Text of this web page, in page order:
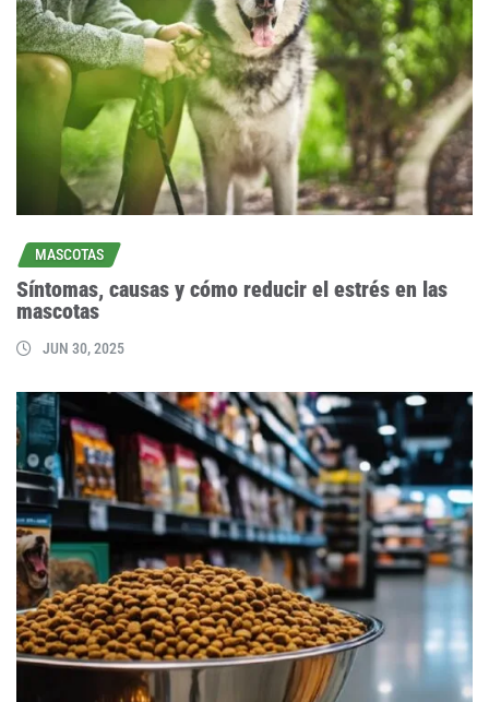
MASCOTAS
Síntomas, causas y cómo reducir el estrés en las
mascotas
JUN 30, 2025